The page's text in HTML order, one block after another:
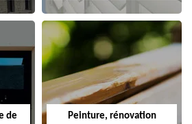
de
Peinture, rénovation